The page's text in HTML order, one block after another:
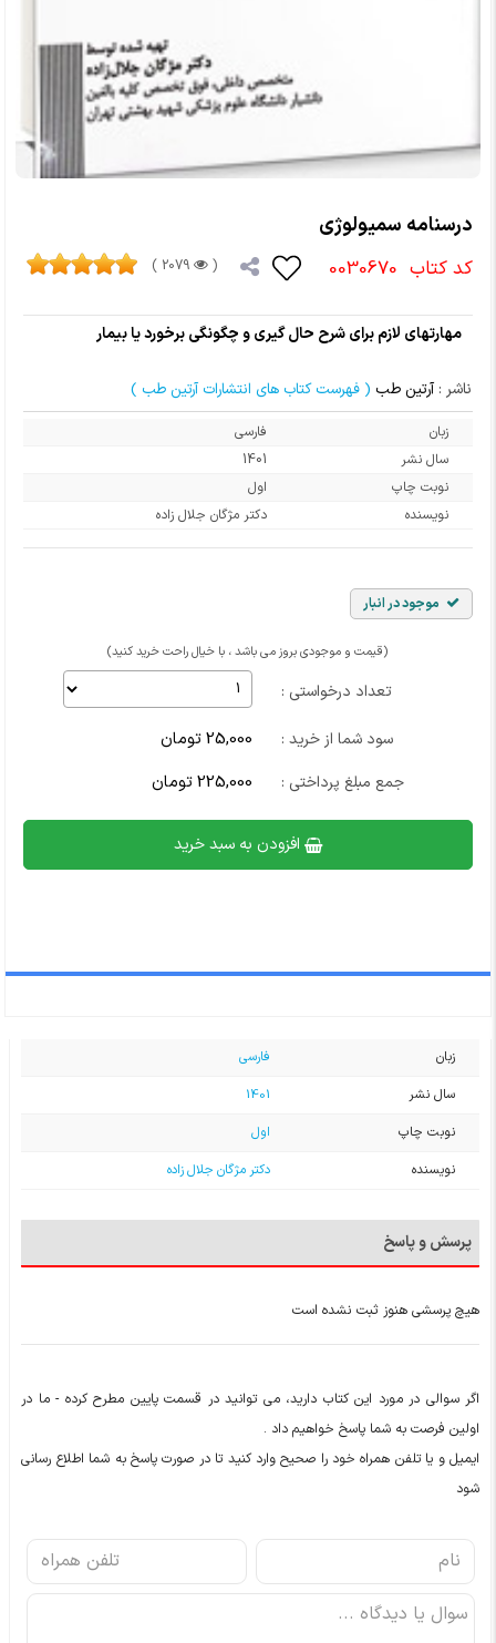
درسنامه سمیولوژی
کد کتاب 0030670
(
2079 )
مهارتهای لازم برای شرح حال گیری و چگونگی برخورد یا بیمار
ناشر : آرتین طب ( فهرست کتاب های انتشارات آرتین طب )
زبان
فارسی
سال نشر
1401
نوبت چاپ
اول
نویسنده
دکتر مژگان جلال زاده
موجود در انبار
(قیمت و موجودی بروز می باشد ، با خیال راحت خرید کنید)
تعداد درخواستی :
سود شما از خرید : 25,000 تومان
جمع مبلغ پرداختی : 225,000 تومان
افزودن به سبد خرید
زبان
فارسی
سال نشر
1401
نوبت چاپ
اول
نویسنده
دکتر مژگان جلال زاده
پرسش و پاسخ
هیچ پرسشی هنوز ثبت نشده است
اگر سوالی در مورد این کتاب دارید، می توانید در قسمت پایین مطرح کرده - ما در
اولین فرصت به شما پاسخ خواهیم داد .
ایمیل و یا تلفن همراه خود را صحیح وارد کنید تا در صورت پاسخ به شما اطلاع رسانی
شود